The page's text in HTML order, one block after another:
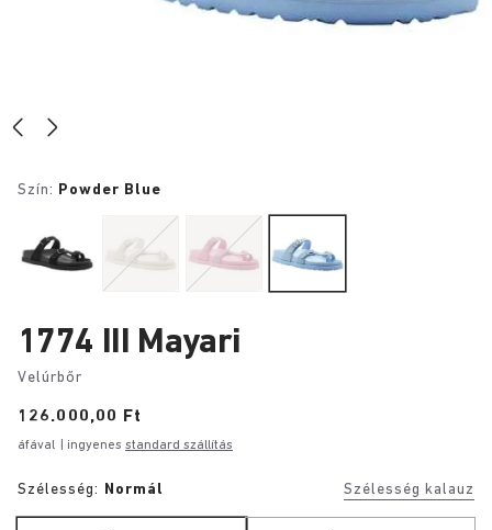
Szín: Powder Blue
1774 III Mayari
Velúrbőr
Price:
126.000,00 Ft
áfával | ingyenes standard szállítás
Szélesség: Normál Szélesség kalauz